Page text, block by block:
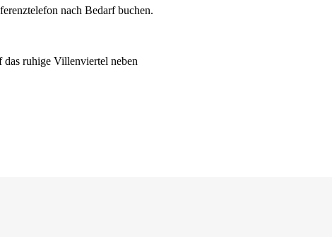
nach Bedarf buchen.
das ruhige Villenviertel neben